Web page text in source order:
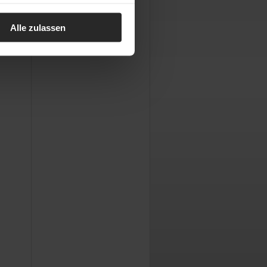
Alle zulassen